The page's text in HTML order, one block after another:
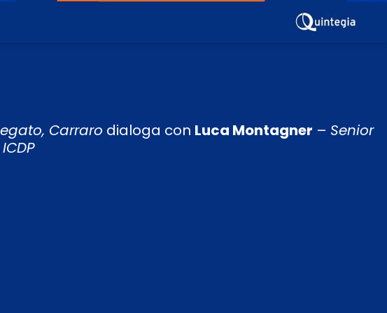
Carraro dialoga con Luca Montagner – Senior